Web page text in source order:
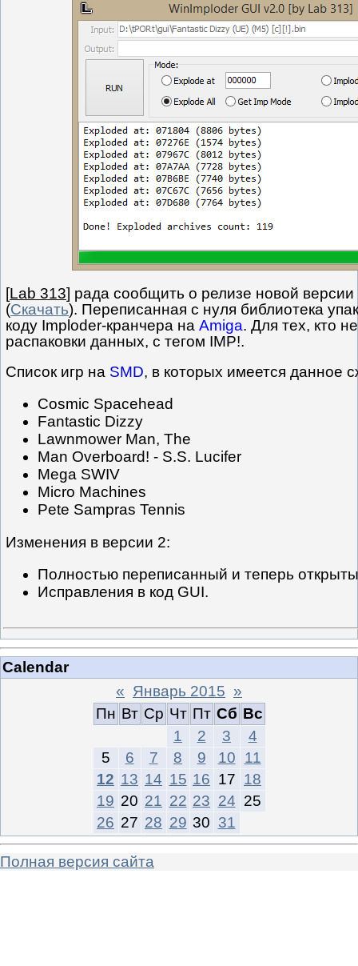
[Lab 313] рада сообщить о релизе новой
(Скачать). Переписанная с нуля библиотека
коду Imploder-кранчера на Amiga. Для тех, кто
распаковки данных, с тегом IMP!.
Список игр на SMD, в которых имеется данное
Cosmic Spacehead
Fantastic Dizzy
Lawnmower Man, The
Man Overboard! - S.S. Lucifer
Mega SWIV
Micro Machines
Pete Sampras Tennis
Изменения в версии 2:
Полностью переписанный и теперь
Исправления в код GUI.
Calendar
« Январь 2015 »
Пн Вт Ср Чт Пт Сб Вс
1
2 3
4
5
6 7 8 9 10
11
12 13 14 15 16 17 18
19 20 21 22 23 24 25
26 27 28 29 30 31
Полная версия сайта